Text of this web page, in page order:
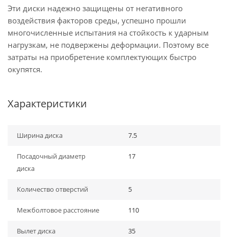
Эти диски надежно защищены от негативного
воздействия факторов среды, успешно прошли
многочисленные испытания на стойкость к ударным
нагрузкам, не подвержены деформации. Поэтому все
затраты на приобретение комплектующих быстро
окупятся.
Характеристики
Ширина диска 7.5
Посадочный диаметр
диска
17
Количество отверстий 5
Межболтовое расстояние 110
Вылет диска 35